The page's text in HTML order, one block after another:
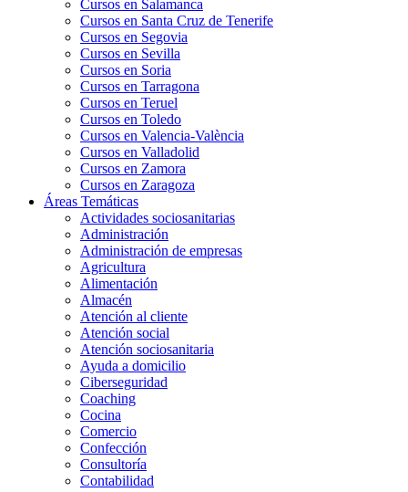
Cursos en Salamanca
Cursos en Santa Cruz de Tenerife
Cursos en Segovia
Cursos en Sevilla
Cursos en Soria
Cursos en Tarragona
Cursos en Teruel
Cursos en Toledo
Cursos en Valencia-València
Cursos en Valladolid
Cursos en Zamora
Cursos en Zaragoza
Áreas Temáticas
Actividades sociosanitarias
Administración
Administración de empresas
Agricultura
Alimentación
Almacén
Atención al cliente
Atención social
Atención sociosanitaria
Ayuda a domicilio
Ciberseguridad
Coaching
Cocina
Comercio
Confección
Consultoría
Contabilidad